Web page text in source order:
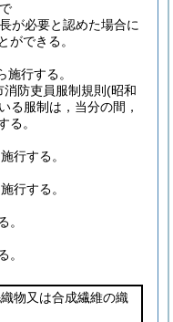
が必要と認めた場合に
ができる。
行する。
防吏員服制規則 (昭和
る服制は，当分の間，
る。
行する。
行する。
。
。
物又は合成繊維の織